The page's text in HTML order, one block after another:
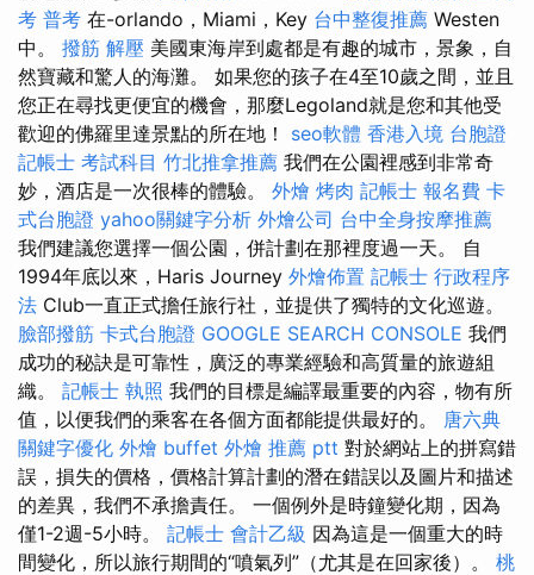
考 普考 在-orlando，Miami，Key 台中整復推薦 Westen
中。 撥筋 解壓 美國東海岸到處都是有趣的城市，景象，自
然寶藏和驚人的海灘。 如果您的孩子在4至10歲之間，並且
您正在尋找更便宜的機會，那麼Legoland就是您和其他受
歡迎的佛羅里達景點的所在地！ seo軟體 香港入境 台胞證
記帳士 考試科目 竹北推拿推薦 我們在公園裡感到非常奇
妙，酒店是一次很棒的體驗。 外燴 烤肉 記帳士 報名費 卡
式台胞證 yahoo關鍵字分析 外燴公司 台中全身按摩推薦
我們建議您選擇一個公園，併計劃在那裡度過一天。 自
1994年底以來，Haris Journey 外燴佈置 記帳士 行政程序
法 Club一直正式擔任旅行社，並提供了獨特的文化巡遊。
臉部撥筋 卡式台胞證 GOOGLE SEARCH CONSOLE 我們
成功的秘訣是可靠性，廣泛的專業經驗和高質量的旅遊組
織。 記帳士 執照 我們的目標是編譯最重要的內容，物有所
值，以便我們的乘客在各個方面都能提供最好的。 唐六典
關鍵字優化 外燴 buffet 外燴 推薦 ptt 對於網站上的拼寫錯
誤，損失的價格，價格計算計劃的潛在錯誤以及圖片和描述
的差異，我們不承擔責任。 一個例外是時鐘變化期，因為
僅1-2週-5小時。 記帳士 會計乙級 因為這是一個重大的時
間變化，所以旅行期間的“噴氣列”（尤其是在回家後）。 桃